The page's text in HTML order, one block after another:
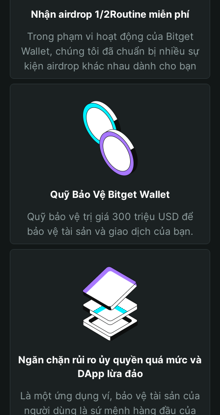
Nhận airdrop 1/2Routine miễn phí
Trong phạm vi hoạt động của Bitget
Wallet, chúng tôi đã chuẩn bị nhiều sự
kiện airdrop khác nhau dành cho bạn
Quỹ Bảo Vệ Bitget Wallet
Quỹ bảo vệ trị giá 300 triệu USD để
bảo vệ tài sản và giao dịch của bạn.
Ngăn chặn rủi ro ủy quyền quá mức và
DApp lừa đảo
Là một ứng dụng ví, bảo vệ tài sản của
người dùng là sứ mệnh hàng đầu của